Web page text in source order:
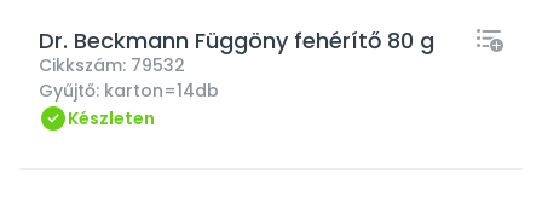
Dr. Beckmann Függöny fehérítő 80 g
Cikkszám: 79532
Gyűjtő: karton=14db
Készleten